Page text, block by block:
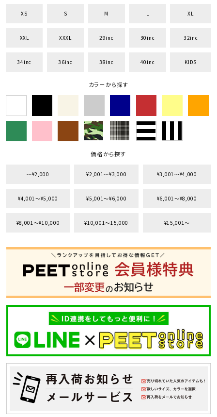
XS S M L XL
XXL XXXL 29inc 30inc 32inc
34inc 36inc 38inc 40inc KIDS
カラーから探す
価格から探す
〜¥2,000 ¥2,001〜¥3,000 ¥3,001〜¥4,000
¥4,001〜¥5,000 ¥5,001〜¥6,000 ¥6,001〜¥8,000
¥8,001〜¥10,000 ¥10,001〜15,000 ¥15,001〜